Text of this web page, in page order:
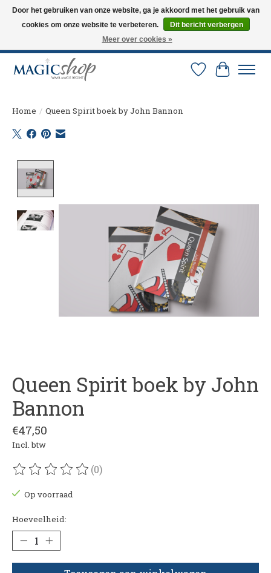
Altijd de nieuwste trucs op voorraad. Snelle verzending via PostNL en DHL.
Langskomen in onze winkel? Bel of mail om een afspraak te maken. 0251-
Verlanglijst
Home / Queen Spirit boek by John Bannon
Queen Spirit boek by John
Bannon
€47,50
Incl. btw
De beoordeling van dit product is
(0)
Op voorraad
Hoeveelheid:
Door het gebruiken van onze website, ga je akkoord met het gebruik van
cookies om onze website te verbeteren.
Dit bericht verbergen
Meer over cookies »